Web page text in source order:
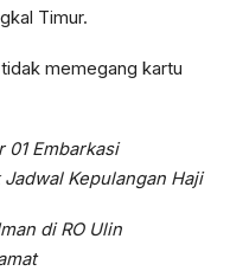
Timur.
memegang kartu
01 Embarkasi
Kepulangan Haji
di RO Ulin